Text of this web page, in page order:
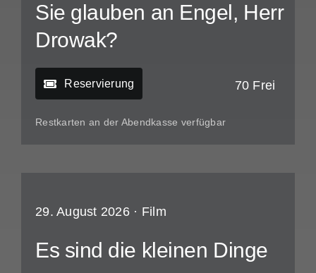
Sie glauben an Engel, Herr
Drowak?
Reservierung 70 Frei
Restkarten an der Abendkasse verfügbar
29. August 2026 · Film
Es sind die kleinen Dinge